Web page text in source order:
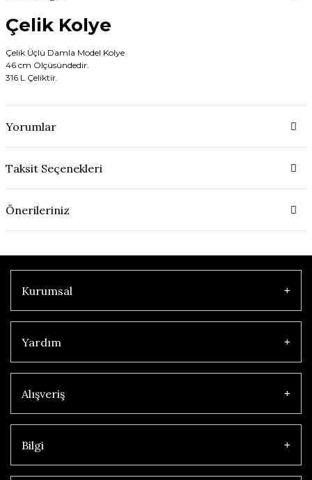
Çelik Kolye
Çelik Üçlü Damla Model Kolye
46 cm Ölçüsündedir.
316 L Çeliktir.
Yorumlar
Taksit Seçenekleri
Önerileriniz
Kurumsal
Yardım
Alışveriş
Bilgi